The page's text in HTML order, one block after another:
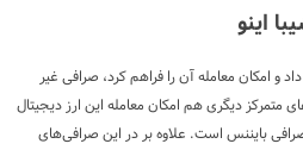
اینو
و امکان معامله آن را فراهم کرد، صرافی غیر
دیگری هم امکان معامله این ارز دیجیتال
بایننس است. علاوه بر در این صرافی‌های